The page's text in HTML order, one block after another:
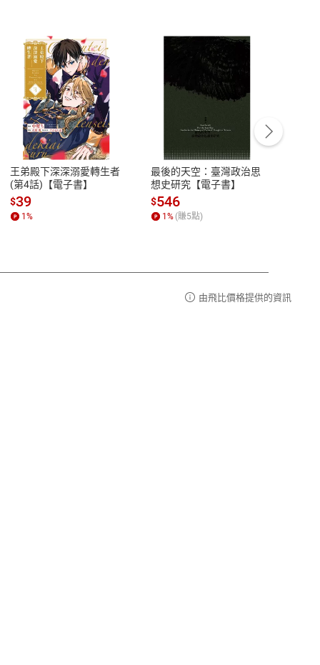
性
參
客服資訊
服務時間：週一到週五 10:00-12:00、
13:00-17:00 (國定假日及例假日休息)
客服電話：0080-1857077
王弟殿下深深溺愛轉生者
(第4話)【電子書】
$39
1%
最後的天空：臺灣政治思
想史研究【電子書】
$546
1% (賺5點)
由飛比價格提供的資訊